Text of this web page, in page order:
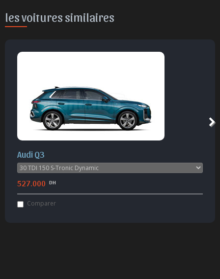
les voitures similaires
BMW X1
505.000 DH
Comparer